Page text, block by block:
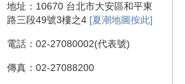
地址：10670 台北市大安區和平東
路三段49號3樓之4 [夏潮地圖按此]
電話：02-27080002(代表號)
傳真：02-27088200